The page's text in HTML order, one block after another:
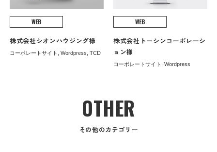
WEB
株式会社シオンハウジング様
コーポレートサイト, Wordpress, TCD
WEB
株式会社トーシンコーポレーシ
ョン様
コーポレートサイト, Wordpress
OTHER
その他のカテゴリー